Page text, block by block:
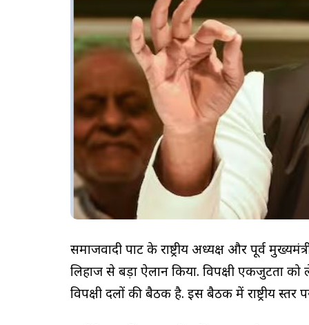
समाजवादी पार्टी के राष्ट्रीय अध्यक्ष और पूर्व
लिहाज से बड़ा ऐलान किया. विपक्षी एकजुटता
विपक्षी दलों की बैठक है. इस बैठक में राष्ट्रीय